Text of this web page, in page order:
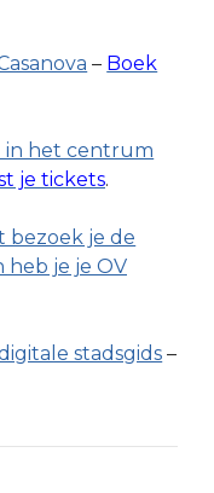
– Boek
in het centrum
je tickets.
bezoek je de
heb je je OV
stadsgids –